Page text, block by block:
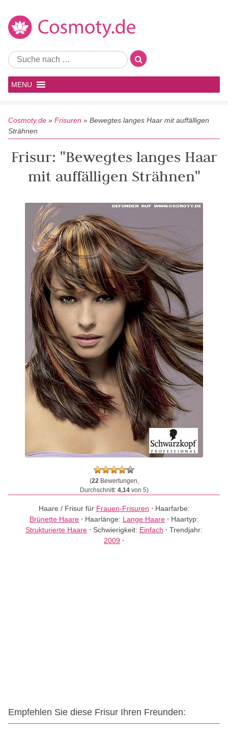
MENU
Cosmoty.de » Frisuren » Bewegtes langes Haar mit auffälligen
Strähnen
Frisur: "Bewegtes langes Haar
mit auffälligen Strähnen"
(22Bewertungen,
Durchschnitt: 4,14von 5)
Haare / Frisur für Frauen-Frisuren ⋅ Haarfarbe:
Brünette Haare ⋅ Haarlänge: Lange Haare ⋅ Haartyp:
Strukturierte Haare ⋅ Schwierigkeit: Einfach ⋅ Trendjahr:
2009 ⋅
Empfehlen Sie diese Frisur Ihren Freunden: